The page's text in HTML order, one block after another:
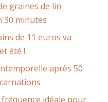
graines de lin
30 minutes
de 11 euros va
été !
après 50
idéale pour